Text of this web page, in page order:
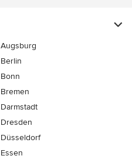
Augsburg
Berlin
Bonn
Bremen
Darmstadt
Dresden
Düsseldorf
Essen